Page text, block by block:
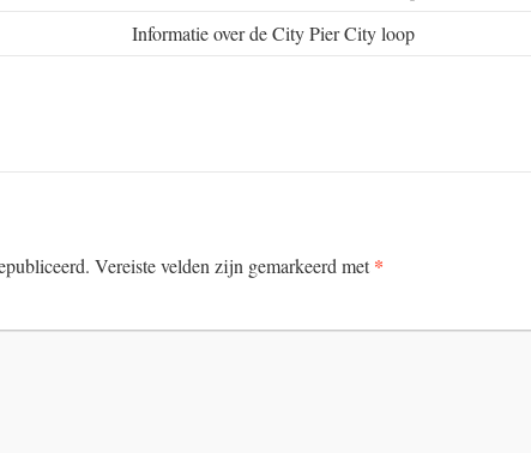
Informatie over de City Pier City loop
Vereiste velden zijn gemarkeerd met*